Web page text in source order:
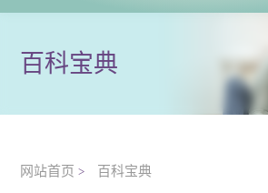
百科宝典
网站首页 > 百科宝典